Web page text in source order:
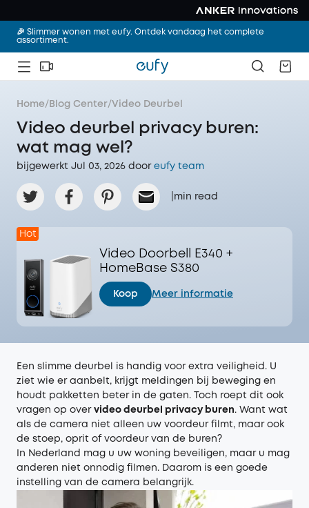
🎉 Slimmer wonen met eufy. Ontdek vandaag het complete
assortiment.
Home/ Blog Center/Video Deurbel
Video deurbel privacy buren:
wat mag wel?
bijgewerkt Jul 03, 2026 door‌ eufy team
min read
Hot
Video Doorbell E340 +
HomeBase S380
Koop Meer informatie
Een slimme deurbel is handig voor extra veiligheid. U
ziet wie er aanbelt, krijgt meldingen bij beweging en
houdt pakketten beter in de gaten. Toch roept dit ook
vragen op over video deurbel privacy buren. Want wat
als de camera niet alleen uw voordeur filmt, maar ook
de stoep, oprit of voordeur van de buren?
In Nederland mag u uw woning beveiligen, maar u mag
anderen niet onnodig filmen. Daarom is een goede
instelling van de camera belangrijk.